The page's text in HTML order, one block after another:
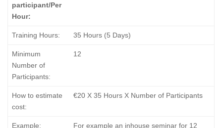
participant/Per
Hour:
Training Hours: 35 Hours (5 Days)
Minimum
Number of
Participants:
12
How to estimate
cost:
€20 Χ 35 Hours X Number of Participants
Example:
For example an inhouse seminar for 12